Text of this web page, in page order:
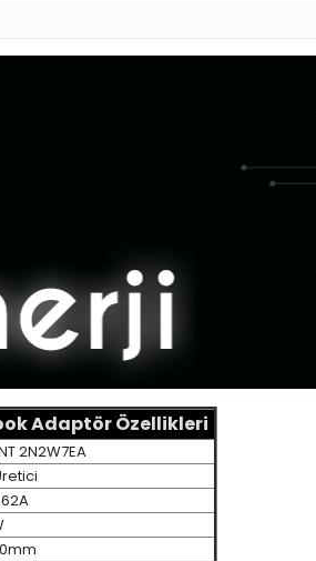
Adaptör Özellikleri
2N2W7EA